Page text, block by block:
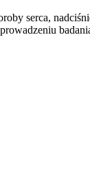
serca,